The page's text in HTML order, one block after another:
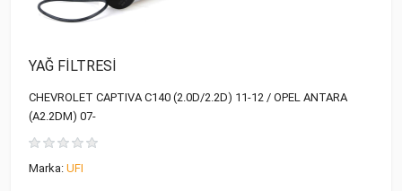
YAĞ FİLTRESİ
CHEVROLET CAPTIVA C140 (2.0D/2.2D) 11-12 / OPEL ANTARA
(A2.2DM) 07-
Marka: UFI